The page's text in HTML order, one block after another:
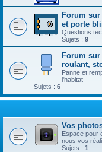
Forum
et porte
Questions
Sujets : 9
Forum
roulant,
Panne et
l'habitat
Sujets : 6
Vos
Espace pour
nous vos
Sujets : 1